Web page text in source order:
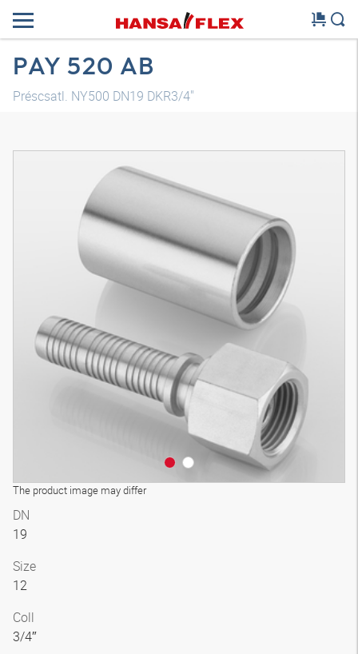
PAY 520 AB
Préscsatl. NY500 DN19 DKR3/4"
The product image may differ
DN
19
Size
12
Coll
3/4″